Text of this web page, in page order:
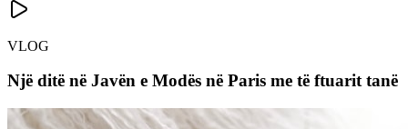
VLOG
Një ditë në Javën e Modës në Paris me të ftuarit tanë